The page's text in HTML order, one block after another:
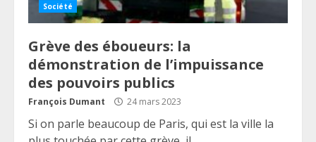
Société
Grève des éboueurs: la
démonstration de l’impuissance
des pouvoirs publics
François Dumant 24 mars 2023
Si on parle beaucoup de Paris, qui est la ville la